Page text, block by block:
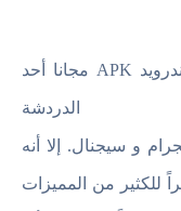
تحميل واتساب الاصلى 2026 لهواتف الاندرويد APK مجانا أحد
و سيجنال. إلا أنه
للكثير من المميزات